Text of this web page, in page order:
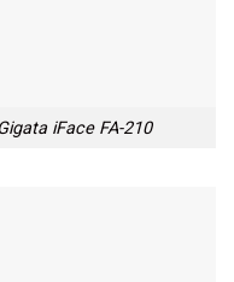
iFace FA-210